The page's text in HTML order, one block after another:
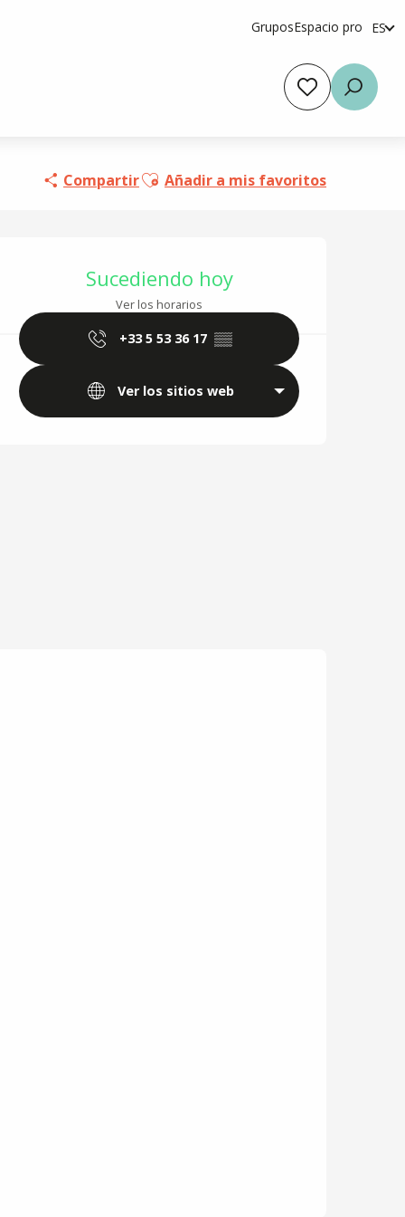
GruposEspacio pro ES
en
CompartirAjouter aux favoris
Añadir a mis favoritos
Horarios y datos de
Sucediendo hoy
Ver los horarios
+33 5 53 36 17 ▒▒
Ver los sitios web